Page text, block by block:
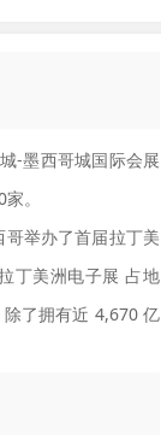
-墨西哥城国际会展
。
举办了首届拉丁美
丁美洲电子展 占地
了拥有近 4,670 亿